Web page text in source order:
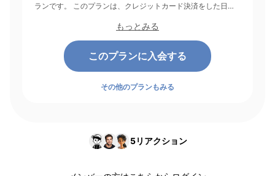
ランです。 このプランは、クレジットカード決済をした日を
もっとみる
このプランに入会する
その他のプランもみる
5リアクション